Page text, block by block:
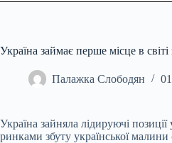
Україна займає перше місце в
Палажка Слободян
Україна зайняла лідируючі
ринками збуту української